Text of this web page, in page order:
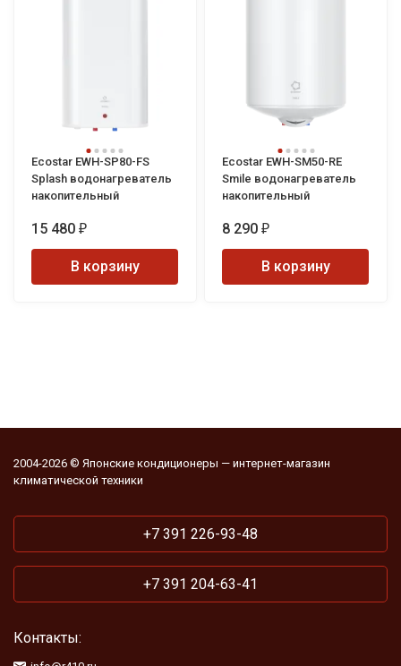
Ecostar EWH-SP80-FS
Splash водонагреватель
накопительный
15 480 ₽
В корзину
Ecostar EWH-SM50-RE
Smile водонагреватель
накопительный
8 290 ₽
В корзину
2004-2026 © Японские кондиционеры — интернет-магазин
климатической техники
+7 391 226-93-48
+7 391 204-63-41
Контакты: